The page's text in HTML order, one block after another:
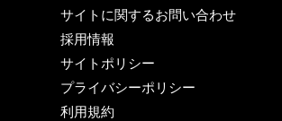
サイトに関するお問い合わせ
採用情報
サイトポリシー
プライバシーポリシー
利用規約